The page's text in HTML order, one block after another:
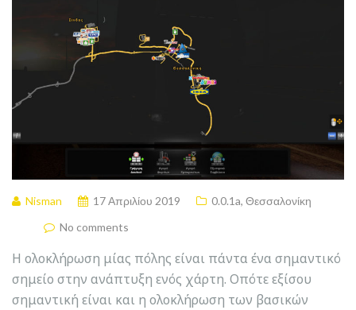
Nisman 17 Απριλίου 2019 0.0.1a, Θεσσαλονίκη
No comments
Η ολοκλήρωση μίας πόλης είναι πάντα ένα σημαντικό
σημείο στην ανάπτυξη ενός χάρτη. Οπότε εξίσου
σημαντική είναι και η ολοκλήρωση των βασικών